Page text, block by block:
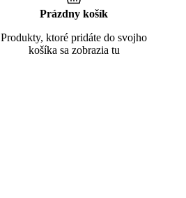
Prázdny košík
Produkty, ktoré pridáte do svojho
košíka sa zobrazia tu